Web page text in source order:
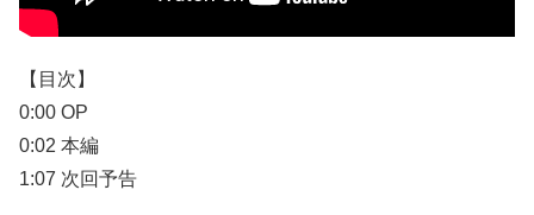
【目次】
0:00 OP
0:02 本編
1:07 次回予告